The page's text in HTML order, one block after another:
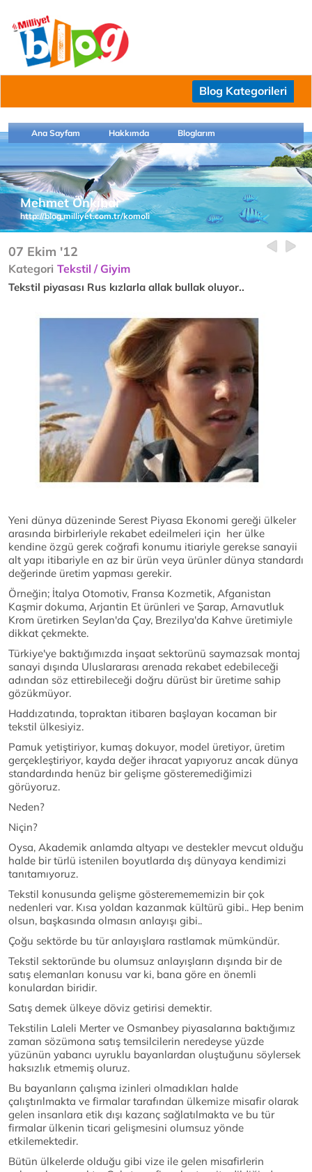
Blog Kategorileri
Ana Sayfam Hakkımda Bloglarım
Mehmet Önkibar
http://blog.milliyet.com.tr/komoli
07 Ekim '12
Kategori Tekstil / Giyim
Tekstil piyasası Rus kızlarla allak bullak oluyor..
Yeni dünya düzeninde Serest Piyasa Ekonomi gereği ülkeler
arasında birbirleriyle rekabet edeilmeleri için her ülke
kendine özgü gerek coğrafi konumu itiariyle gerekse sanayii
alt yapı itibariyle en az bir ürün veya ürünler dünya standardı
değerinde üretim yapması gerekir.
Örneğin; İtalya Otomotiv, Fransa Kozmetik, Afganistan
Kaşmir dokuma, Arjantin Et ürünleri ve Şarap, Arnavutluk
Krom üretirken Seylan'da Çay, Brezilya'da Kahve üretimiyle
dikkat çekmekte.
Türkiye'ye baktığımızda inşaat sektorünü saymazsak montaj
sanayi dışında Uluslararası arenada rekabet edebileceği
adından söz ettirebileceği doğru dürüst bir üretime sahip
gözükmüyor.
Haddızatında, topraktan itibaren başlayan kocaman bir
tekstil ülkesiyiz.
Pamuk yetiştiriyor, kumaş dokuyor, model üretiyor, üretim
gerçekleştiriyor, kayda değer ihracat yapıyoruz ancak dünya
standardında henüz bir gelişme gösteremediğimizi
görüyoruz.
Neden?
Niçin?
Oysa, Akademik anlamda altyapı ve destekler mevcut olduğu
halde bir türlü istenilen boyutlarda dış dünyaya kendimizi
tanıtamıyoruz.
Tekstil konusunda gelişme gösteremememizin bir çok
nedenleri var. Kısa yoldan kazanmak kültürü gibi.. Hep benim
olsun, başkasında olmasın anlayışı gibi..
Çoğu sektörde bu tür anlayışlara rastlamak mümkündür.
Tekstil sektoründe bu olumsuz anlayışların dışında bir de
satış elemanları konusu var ki, bana göre en önemli
konulardan biridir.
Satış demek ülkeye döviz getirisi demektir.
Tekstilin Laleli Merter ve Osmanbey piyasalarına baktığımız
zaman sözümona satış temsilcilerin neredeyse yüzde
yüzünün yabancı uyruklu bayanlardan oluştuğunu söylersek
haksızlık etmemiş oluruz.
Bu bayanların çalışma izinleri olmadıkları halde
çalıştırılmakta ve firmalar tarafından ülkemize misafir olarak
gelen insanlara etik dışı kazanç sağlatılmakta ve bu tür
firmalar ülkenin ticari gelişmesini olumsuz yönde
etkilemektedir.
Bütün ülkelerde olduğu gibi vize ile gelen misafirlerin